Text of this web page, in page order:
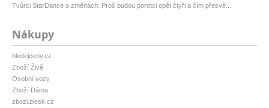
Tvůrci StarDance o změnách: Proč budou porotci opět čtyři a čím přesvě...
Nákupy
hledejceny.cz
Zboží Živě
Osobní vozy
Zboží Dáma
zbozi.blesk.cz